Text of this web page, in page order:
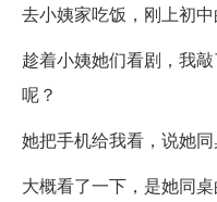
去小姨家吃饭，刚上初
趁着小姨她们看剧，我
呢？
她把手机给我看，说她同
大概看了一下，是她同